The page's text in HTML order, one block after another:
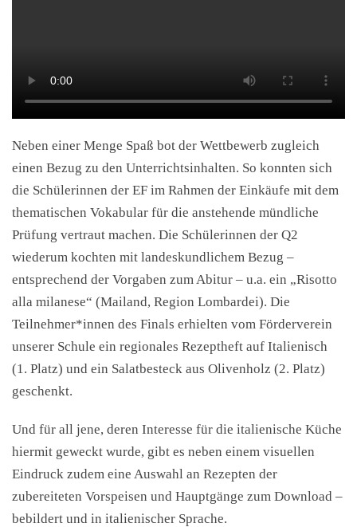
Neben einer Menge Spaß bot der Wettbewerb zugleich
einen Bezug zu den Unterrichtsinhalten. So konnten sich
die Schülerinnen der EF im Rahmen der Einkäufe mit dem
thematischen Vokabular für die anstehende mündliche
Prüfung vertraut machen. Die Schülerinnen der Q2
wiederum kochten mit landeskundlichem Bezug –
entsprechend der Vorgaben zum Abitur – u.a. ein „Risotto
alla milanese“ (Mailand, Region Lombardei). Die
Teilnehmer*innen des Finals erhielten vom Förderverein
unserer Schule ein regionales Rezeptheft auf Italienisch
(1. Platz) und ein Salatbesteck aus Olivenholz (2. Platz)
geschenkt.
Und für all jene, deren Interesse für die italienische Küche
hiermit geweckt wurde, gibt es neben einem visuellen
Eindruck zudem eine Auswahl an Rezepten der
zubereiteten Vorspeisen und Hauptgänge zum Download –
bebildert und in italienischer Sprache.